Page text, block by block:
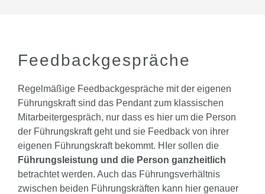
Feedbackgespräche
Regelmäßige Feedbackgespräche mit der eigenen
Führungskraft sind das Pendant zum klassischen
Mitarbeitergespräch, nur dass es hier um die Person
der Führungskraft geht und sie Feedback von ihrer
eigenen Führungskraft bekommt. HIer sollen die
Führungsleistung und die Person ganzheitlich
betrachtet werden. Auch das Führungsverhältnis
zwischen beiden Führungskräften kann hier genauer